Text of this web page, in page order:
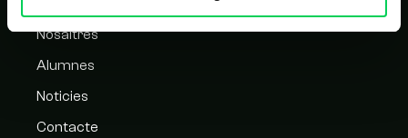
Nosaltres
Alumnes
Noticies
Contacte